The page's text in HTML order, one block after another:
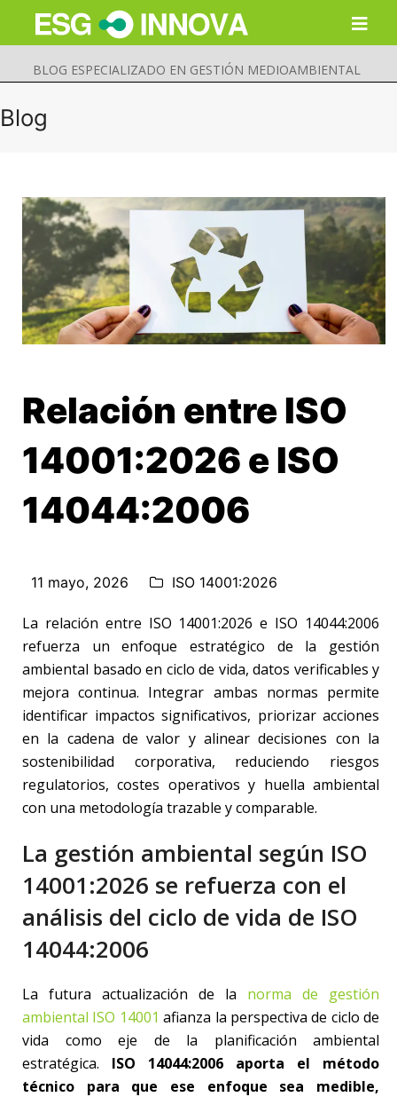
BLOG ESPECIALIZADO EN GESTIÓN MEDIOAMBIENTAL
Buscar Enviar
Blog
Relación entre ISO
14001:2026 e ISO
14044:2006
11 mayo, 2026 ISO 14001:2026
La relación entre ISO 14001:2026 e ISO 14044:2006
refuerza un enfoque estratégico de la gestión
ambiental basado en ciclo de vida, datos verificables y
mejora continua. Integrar ambas normas permite
identificar impactos significativos, priorizar acciones
en la cadena de valor y alinear decisiones con la
sostenibilidad corporativa, reduciendo riesgos
regulatorios, costes operativos y huella ambiental
con una metodología trazable y comparable.
La gestión ambiental según ISO
14001:2026 se refuerza con el
análisis del ciclo de vida de ISO
14044:2006
La futura actualización de la norma de gestión
ambiental ISO 14001 afianza la perspectiva de ciclo de
vida como eje de la planificación ambiental
estratégica. ISO 14044:2006 aporta el método
técnico para que ese enfoque sea medible,